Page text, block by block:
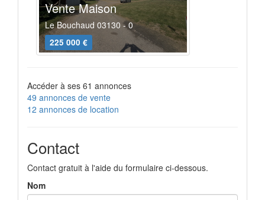
Vente Maison
Le Bouchaud 03130 - 0
225 000 €
Accéder à ses 61 annonces
49 annonces de vente
12 annonces de location
Contact
Contact gratuit à l'aide du formulaire ci-dessous.
Nom